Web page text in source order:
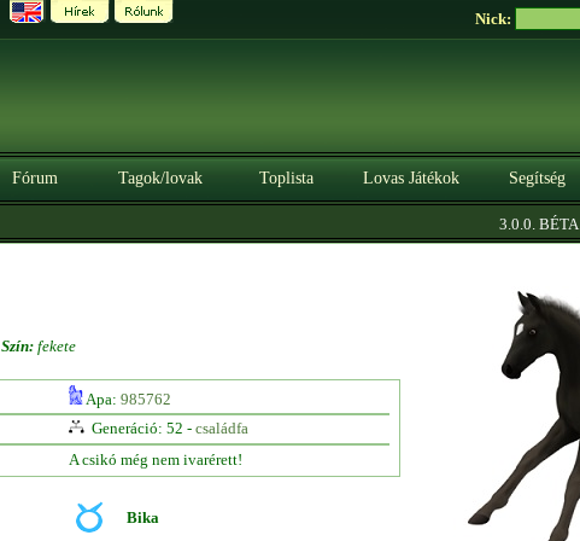
Nick:
Fórum Tagok/lovak Toplista Lovas Játékok Segítség
3.0.0. BÉTA|
Szín: fekete
Apa: 985762
Generáció: 52 - családfa
A csikó még nem ivarérett!
Bika